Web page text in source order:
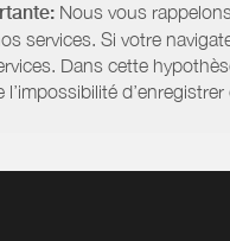
Nous vous
services. Si votre
Dans cette
l’impossibilité